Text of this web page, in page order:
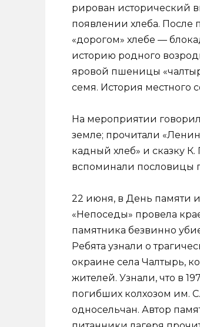
рирован исторический
появлении хлеба.
«дорогом» хлебе —
историю родного
яровой пшеницы
семя. История местного
На мероприятии
земле; прочитали
кадный хлеб» и сказку К.
вспоминали пословицы
22 июня, в День памяти
«Непоседы» провела
памятника безвинно
Ребята узнали о
окраине села Чалтырь,
жителей. Узнали, что в
погибших колхозом им.
односельчан. Автор